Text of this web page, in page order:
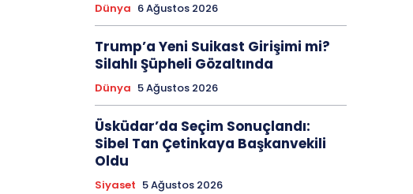
Dünya 6 Ağustos 2026
Trump’a Yeni Suikast Girişimi mi?
Silahlı Şüpheli Gözaltında
Dünya 5 Ağustos 2026
Üsküdar’da Seçim Sonuçlandı:
Sibel Tan Çetinkaya Başkanvekili
Oldu
Siyaset 5 Ağustos 2026